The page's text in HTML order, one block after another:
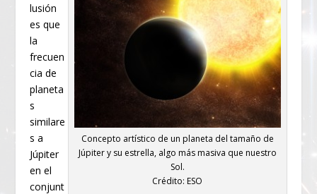
Concepto artístico de un planeta del tamaño de
Júpiter y su estrella, algo más masiva que nuestro
Sol.
Crédito: ESO
lusión
es que
la
frecuen
cia de
planeta
s
similare
s a
Júpiter
en el
conjunt